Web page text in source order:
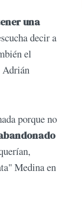
una
decir a
el
Adrián
porque no
Medina en